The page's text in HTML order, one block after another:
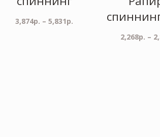
3,874р. –5,831р.
2,268р. –